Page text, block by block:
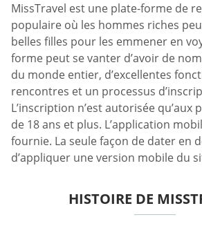
MissTravel est une plate-forme de
populaire où les hommes riches
belles filles pour les emmener en
forme peut se vanter d’avoir de
du monde entier, d’excellentes
rencontres et un processus
L’inscription n’est autorisée qu’aux
de 18 ans et plus. L’application
fournie. La seule façon de dater en
d’appliquer une version mobile du
HISTOIRE DE